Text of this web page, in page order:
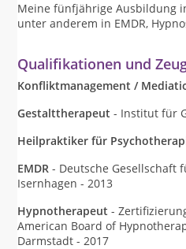
Meine fünfjährige Ausbildung
unter anderem in EMDR,
Qualifikationen und
Konfliktmanagement /
Gestalttherapeut - Institut für
Heilpraktiker für
EMDR - Deutsche Gesellschaft
Isernhagen - 2013
Hypnotherapeut -
American Board of
Darmstadt - 2017